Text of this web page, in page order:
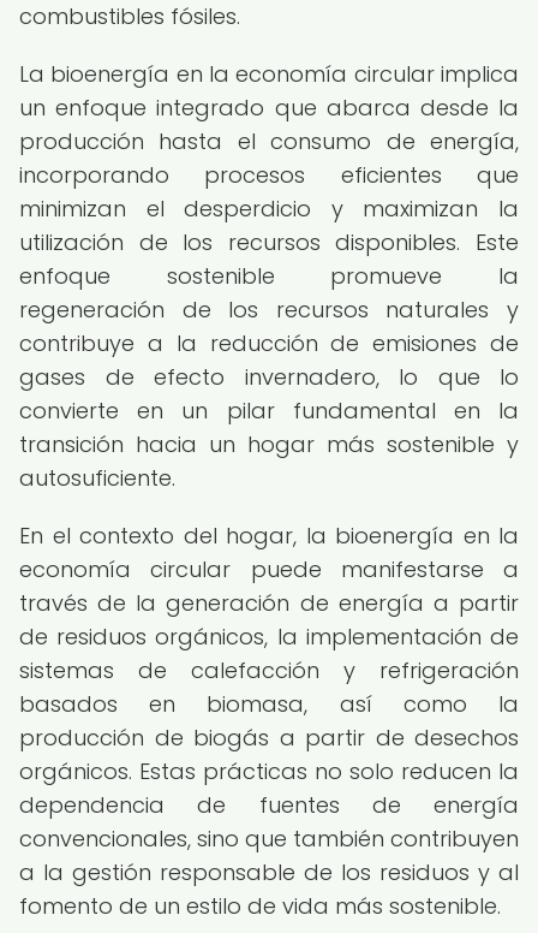
combustibles fósiles.
La bioenergía en la economía circular implica
un enfoque integrado que abarca desde la
producción hasta el consumo de energía,
incorporando procesos eficientes que
minimizan el desperdicio y maximizan la
utilización de los recursos disponibles. Este
enfoque sostenible promueve la
regeneración de los recursos naturales y
contribuye a la reducción de emisiones de
gases de efecto invernadero, lo que lo
convierte en un pilar fundamental en la
transición hacia un hogar más sostenible y
autosuficiente.
En el contexto del hogar, la bioenergía en la
economía circular puede manifestarse a
través de la generación de energía a partir
de residuos orgánicos, la implementación de
sistemas de calefacción y refrigeración
basados en biomasa, así como la
producción de biogás a partir de desechos
orgánicos. Estas prácticas no solo reducen la
dependencia de fuentes de energía
convencionales, sino que también contribuyen
a la gestión responsable de los residuos y al
fomento de un estilo de vida más sostenible.